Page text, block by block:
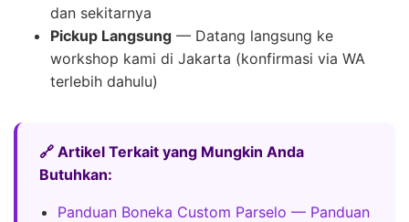
dan sekitarnya
Pickup Langsung — Datang langsung ke
workshop kami di Jakarta (konfirmasi via WA
terlebih dahulu)
🔗 Artikel Terkait yang Mungkin Anda
Butuhkan:
Panduan Boneka Custom Parselo — Panduan